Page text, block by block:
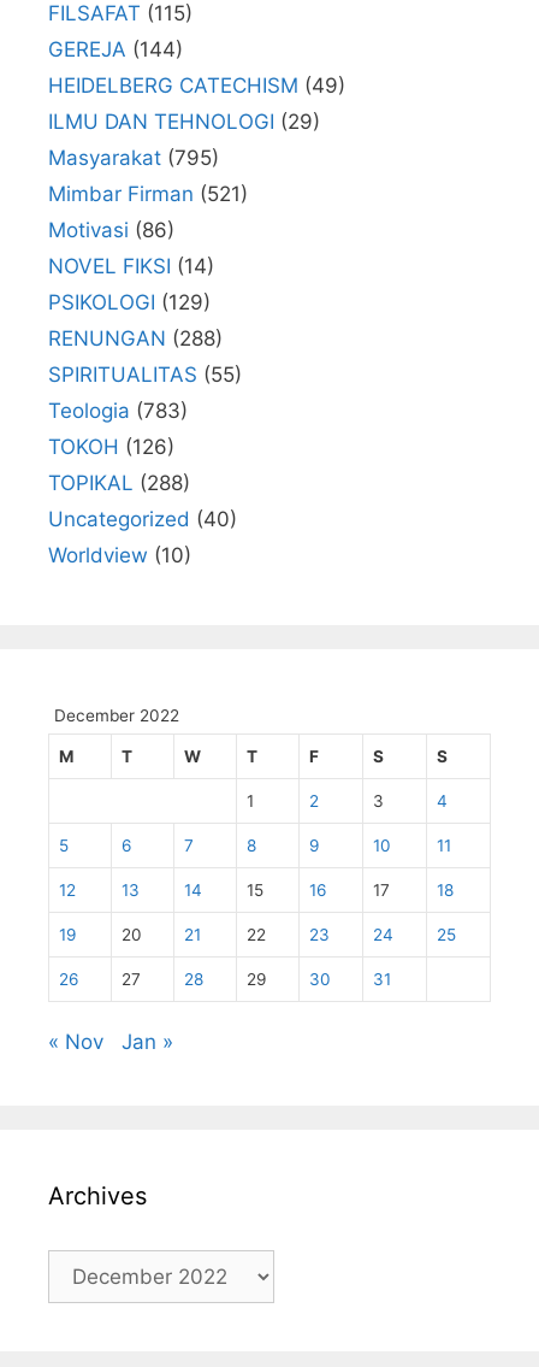
FILSAFAT (115)
GEREJA (144)
HEIDELBERG CATECHISM (49)
ILMU DAN TEHNOLOGI (29)
Masyarakat (795)
Mimbar Firman (521)
Motivasi (86)
NOVEL FIKSI (14)
PSIKOLOGI (129)
RENUNGAN (288)
SPIRITUALITAS (55)
Teologia (783)
TOKOH (126)
TOPIKAL (288)
Uncategorized (40)
Worldview (10)
December 2022
M T W T F S S
1 2 3 4
5 6 7 8 9 10 11
12 13 14 15 16 17 18
19 20 21 22 23 24 25
26 27 28 29 30 31
« Nov Jan »
Archives
Archives